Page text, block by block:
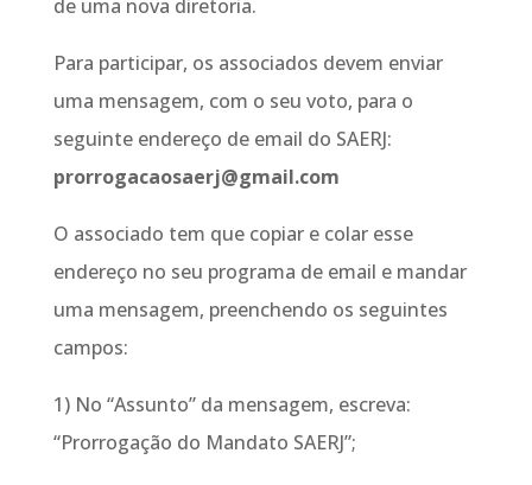
de uma nova diretoria.
Para participar, os associados devem enviar
uma mensagem, com o seu voto, para o
seguinte endereço de email do SAERJ:
prorrogacaosaerj@gmail.com
O associado tem que copiar e colar esse
endereço no seu programa de email e mandar
uma mensagem, preenchendo os seguintes
campos:
1) No “Assunto” da mensagem, escreva:
“Prorrogação do Mandato SAERJ”;